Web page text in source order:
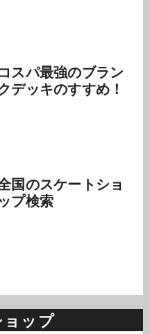
コスパ最強のブラン
デッキのすすめ！
国のスケートショ
ップ検索
ップ